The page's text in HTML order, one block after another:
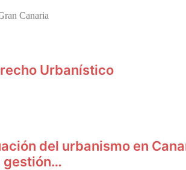
Canaria
Urbanístico
del urbanismo en
gestión…